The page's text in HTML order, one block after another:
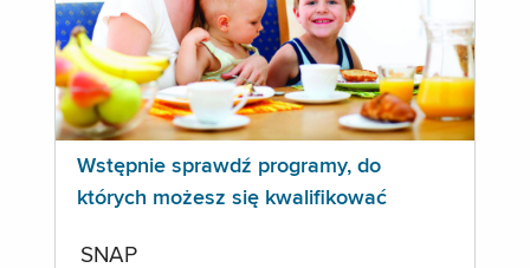
Wstępnie sprawdź programy, do
których możesz się kwalifikować
SNAP